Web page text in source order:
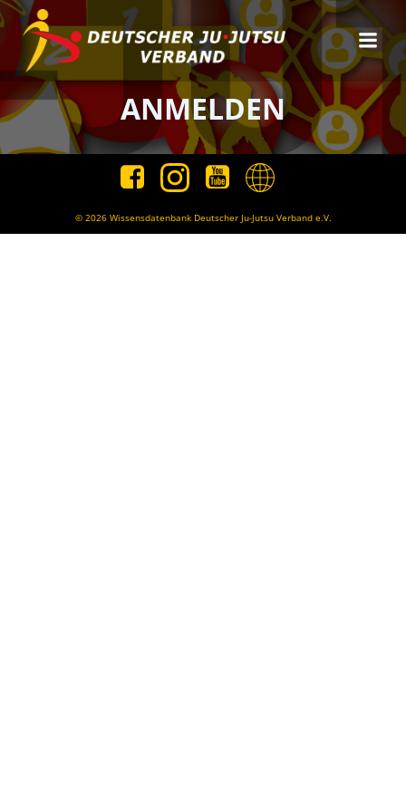
Zum
Inhalt
springen
ANMELDEN
© 2026 Wissensdatenbank Deutscher Ju-Jutsu Verband e.V.